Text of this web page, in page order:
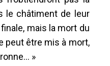
le châtiment de leur
mais la mort du
peut être mis à mort,
»